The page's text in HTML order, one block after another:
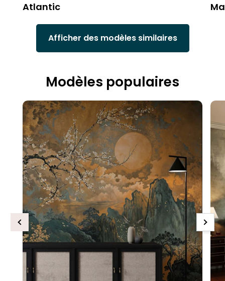
Atlantic
Afficher des modèles similaires
Modèles populaires
Previous Next